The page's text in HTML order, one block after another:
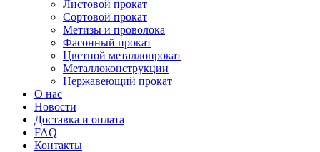
Листовой прокат
Сортовой прокат
Метизы и проволока
Фасонный прокат
Цветной металлопрокат
Металлоконструкции
Нержавеющий прокат
О нас
Новости
Доставка и оплата
FAQ
Контакты